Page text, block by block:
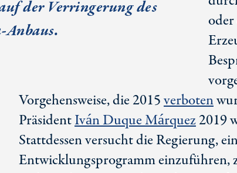
der Verringerung des
.
Vorgehensweise, die 2015verboten
PräsidentIván Duque Márquez2019
Stattdessen versucht die Regierung,
Entwicklungsprogramm einzuführen,